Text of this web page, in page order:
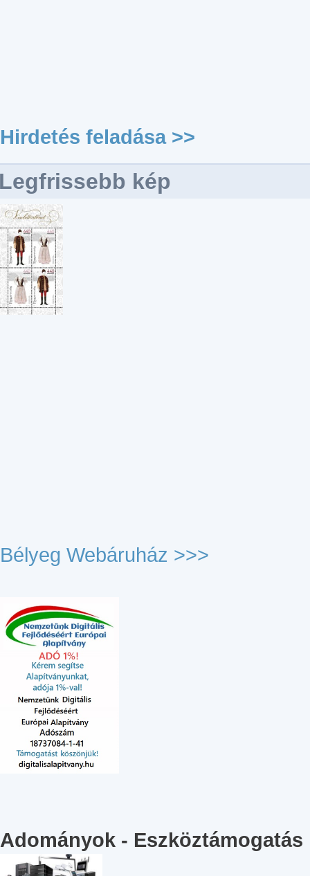
Hirdetés feladása >>
kép
Bélyeg Webáruház >>>
Adományok - Eszköztámogatás